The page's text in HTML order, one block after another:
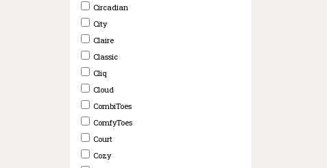
Circadian
City
Claire
Classic
Cliq
Cloud
CombiToes
ComfyToes
Court
Cozy